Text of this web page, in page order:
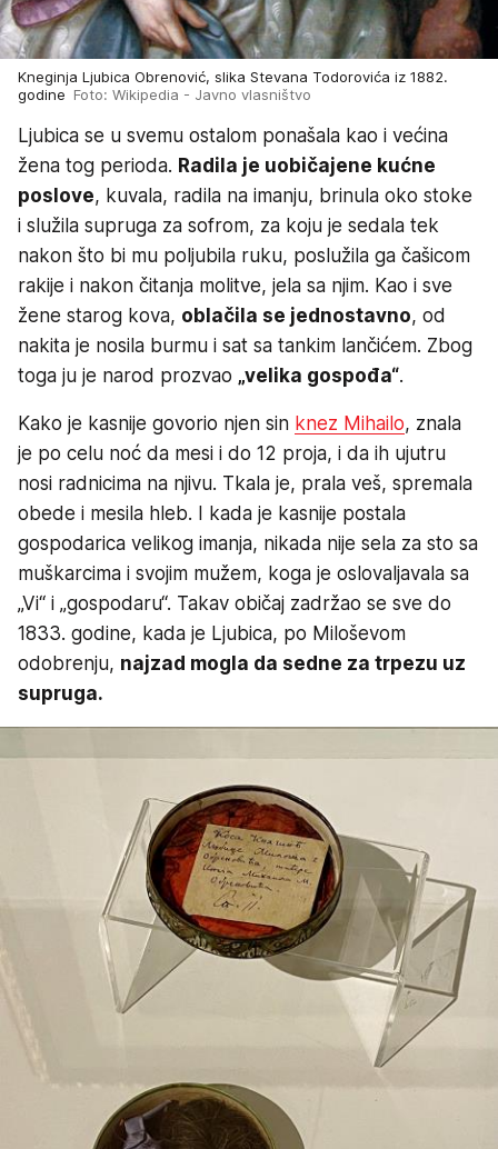
Kneginja Ljubica Obrenović, slika Stevana Todorovića iz 1882.
godine Foto: Wikipedia - Javno vlasništvo
Ljubica se u svemu ostalom ponašala kao i većina
žena tog perioda. Radila je uobičajene kućne
poslove, kuvala, radila na imanju, brinula oko stoke
i služila supruga za sofrom, za koju je sedala tek
nakon što bi mu poljubila ruku, poslužila ga čašicom
rakije i nakon čitanja molitve, jela sa njim. Kao i sve
žene starog kova, oblačila se jednostavno, od
nakita je nosila burmu i sat sa tankim lančićem. Zbog
toga ju je narod prozvao „velika gospođa“.
Kako je kasnije govorio njen sin knez Mihailo, znala
je po celu noć da mesi i do 12 proja, i da ih ujutru
nosi radnicima na njivu. Tkala je, prala veš, spremala
obede i mesila hleb. I kada je kasnije postala
gospodarica velikog imanja, nikada nije sela za sto sa
muškarcima i svojim mužem, koga je oslovaljavala sa
„Vi“ i „gospodaru“. Takav običaj zadržao se sve do
1833. godine, kada je Ljubica, po Miloševom
odobrenju, najzad mogla da sedne za trpezu uz
supruga.